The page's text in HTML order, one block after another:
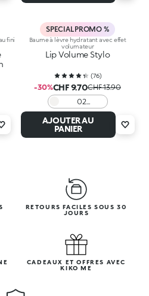
fini
SPECIAL PROMO %
Baume à lèvre hydratant avec effet
volumateur
Lip Volume Stylo
(76)
-30%CHF 9.70CHF 13.90
02
Transparent
AJOUTER AU
PANIER
RETOURS FACILES SOUS 30
JOURS
CADEAUX ET OFFRES AVEC
KIKO ME